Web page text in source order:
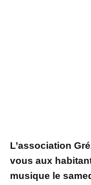
L’association
vous aux
musique le